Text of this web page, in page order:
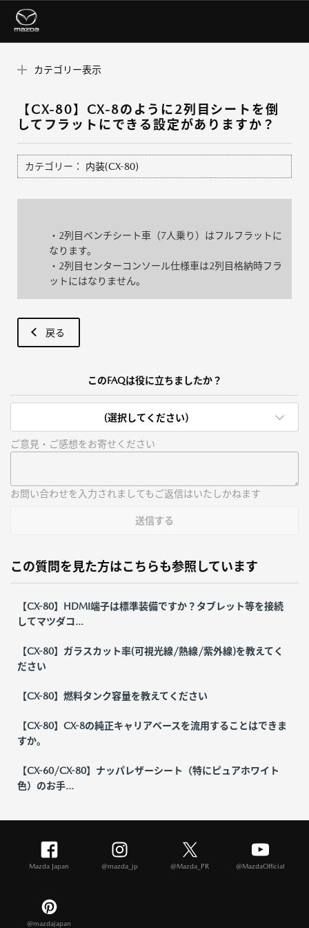
カテゴリー表示
【CX-80】CX-8のように2列目シートを倒
してフラットにできる設定がありますか？
カテゴリー： 内装(CX-80)
・2列目ベンチシート車（7人乗り）はフルフラットに
なります。
・2列目センターコンソール仕様車は2列目格納時フラ
ットにはなりません。
戻る
このFAQは役に立ちましたか？
(選択してください)
ご意見・ご感想をお寄せください
お問い合わせを入力されましてもご返信はいたしかねます
送信する
この質問を見た方はこちらも参照しています
【CX-80】HDMI端子は標準装備ですか？タブレット等を接続
してマツダコ...
【CX-80】ガラスカット率(可視光線/熱線/紫外線)を教えてく
ださい
【CX-80】燃料タンク容量を教えてください
【CX-80】CX-8の純正キャリアベースを流用することはできま
すか。
【CX-60/CX-80】ナッパレザーシート（特にピュアホワイト
色）のお手...
Mazda Japan @mazda_jp @Mazda_PR @MazdaOfficial
@mazdajapan